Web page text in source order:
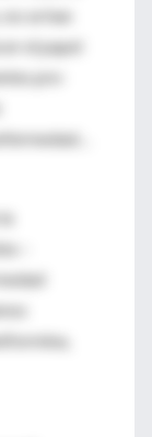
se han
el papel
pre-
–